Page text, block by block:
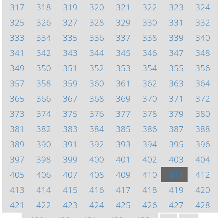
317
318 319 320 321 322 323
324
325
326 327 328 329 330 331
332
333
334 335 336 337 338 339
340
341
342 343 344 345 346 347
348
349
350 351 352 353 354 355
356
357
358 359 360 361 362 363
364
365
366 367 368 369 370 371
372
373
374 375 376 377 378 379
380
381
382 383 384 385 386 387
388
389
390 391 392 393 394 395
396
397
398 399 400 401 402 403
404
405
406 407 408 409 410 411
412
413
414 415 416 417 418 419
420
421
422 423 424 425 426 427
428